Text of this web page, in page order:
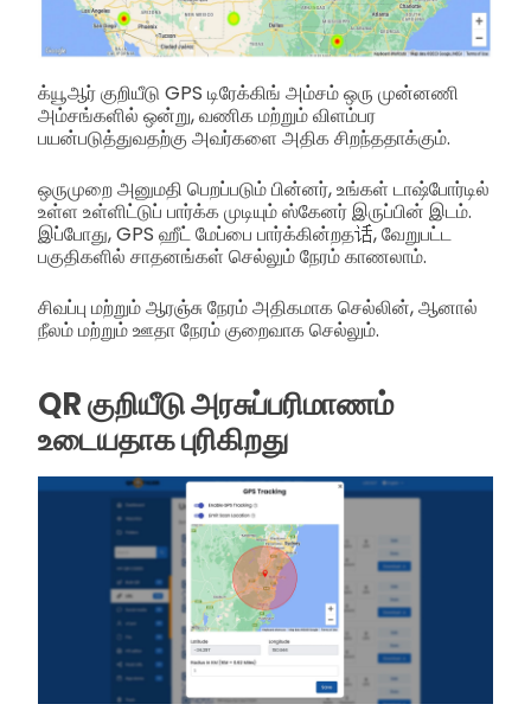
க்யூஆர் குறியீடு GPS டிரேக்கிங் அம்சம் ஒரு முன்னணி
அம்சங்களில் ஒன்று, வணிக மற்றும் விளம்பர
பயன்படுத்துவதற்கு அவர்களை அதிக சிறந்ததாக்கும்.
ஒருமுறை அனுமதி பெறப்படும் பின்னர், உங்கள் டாஷ்போர்டில்
உள்ள உள்ளிட்டுப் பார்க்க முடியும் ஸ்கேனர் இருப்பின் இடம்.
இப்போது, GPS ஹீட் மேப்பை பார்க்கின்றத话, வேறுபட்ட
பகுதிகளில் சாதனங்கள் செல்லும் நேரம் காணலாம்.
சிவப்பு மற்றும் ஆரஞ்சு நேரம் அதிகமாக செல்லின், ஆனால்
நீலம் மற்றும் ஊதா நேரம் குறைவாக செல்லும்.
QR குறியீடு அரசுப்பரிமாணம்
உடையதாக புரிகிறது